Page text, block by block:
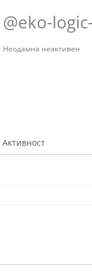
@eko-
Неодамна неактивен
Активност